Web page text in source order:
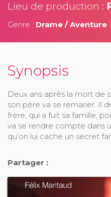
Lieu de production :
Genre : Drame / Aventure
Synopsis
Deux ans après la mort de
son père va se remarier. Il
frère, qui a fuit sa famille,
va se rendre compte dans
qu’on lui cache un secret
Partager :